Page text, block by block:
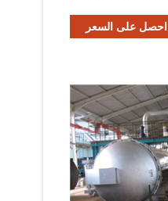
احصل على السعر